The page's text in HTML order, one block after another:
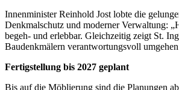
Innenminister Reinhold Jost lobte die
Denkmalschutz und moderner Verwaltung:
begeh- und erlebbar. Gleichzeitig zeigt St.
Baudenkmälern verantwortungsvoll
Fertigstellung bis 2027 geplant
Bis auf die Möblierung sind die Planungen